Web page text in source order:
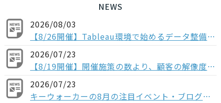
NEWS
2026/08/03
【8/26開催】Tableau環境で始めるデータ整備〜コンポーザブルデータソースから考える、AI時代のデータの持ち方〜
2026/07/23
【8/19開催】開催施策の数より、顧客の解像度。ABM×データで「本当に買う顧客」を見抜く方法
2026/07/23
キーウォーカーの8月の注目イベント・ブログの紹介